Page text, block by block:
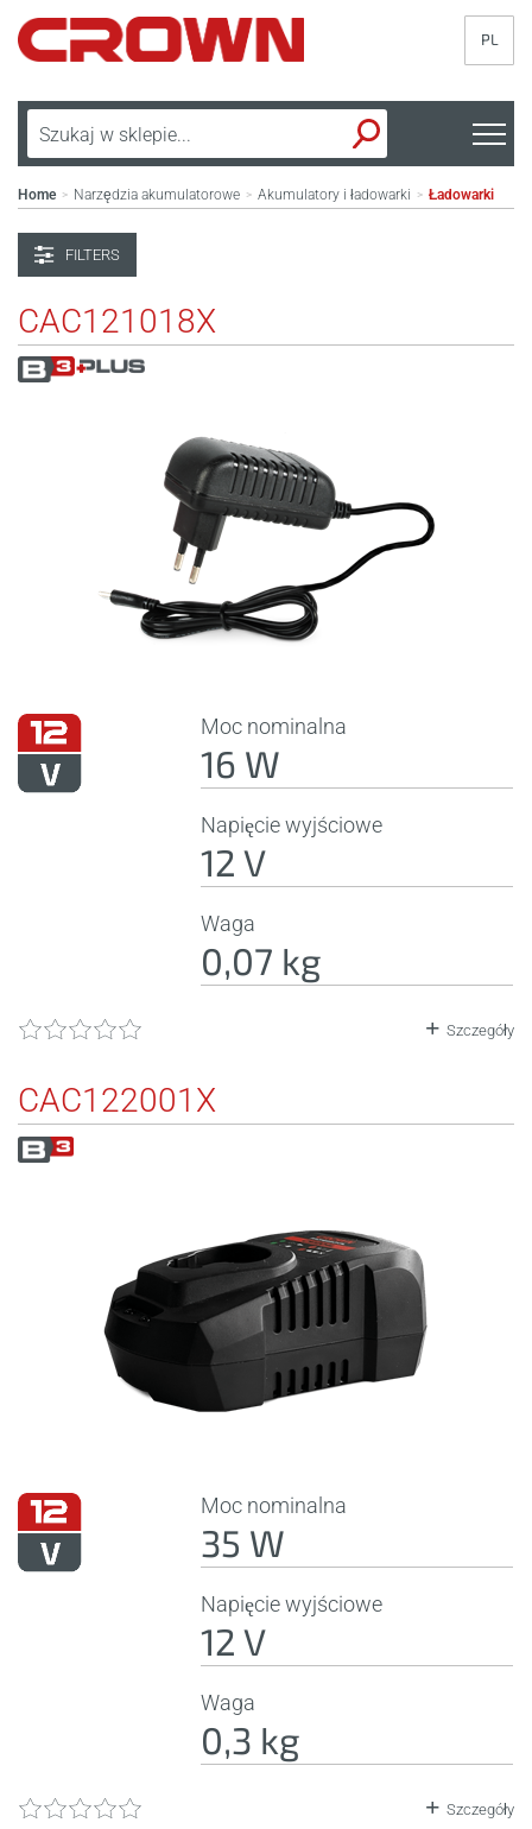
PL
Home > Narzędzia akumulatorowe > Akumulatory i ładowarki > Ładowarki
FILTERS
CAC121018X
Moc nominalna
16 W
Napięcie wyjściowe
12 V
Waga
0,07 kg
Szczegóły
CAC122001X
Moc nominalna
35 W
Napięcie wyjściowe
12 V
Waga
0,3 kg
Szczegóły